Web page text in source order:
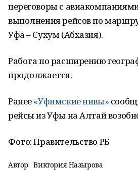
переговоры с
выполнения рейсов по
Уфа – Сухум (Абхазия).
Работа по расширению
продолжается.
Ранее«Уфимские нивы»
рейсы из Уфы на Алтай
Фото: Правительство РБ
Автор: Виктория Назырова